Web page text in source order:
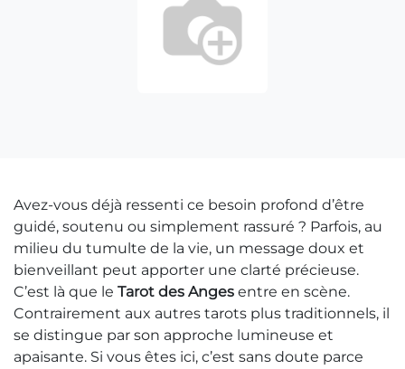
Avez-vous déjà ressenti ce besoin profond d’être
guidé, soutenu ou simplement rassuré ? Parfois, au
milieu du tumulte de la vie, un message doux et
bienveillant peut apporter une clarté précieuse.
C’est là que le Tarot des Anges entre en scène.
Contrairement aux autres tarots plus traditionnels, il
se distingue par son approche lumineuse et
apaisante. Si vous êtes ici, c’est sans doute parce